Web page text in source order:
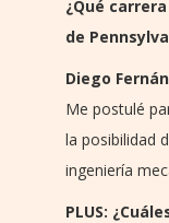
¿Qué
de
Diego
Me postulé
la posibilidad
ingeniería
PLUS: